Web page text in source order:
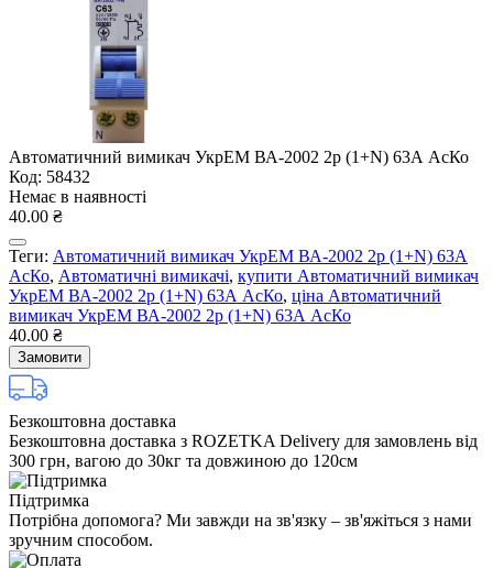
Автоматичний вимикач УкрЕМ ВА-2002 2р (1+N) 63А АсКо
Код: 58432
Немає в наявності
40.00 ₴
Теги: Автоматичний вимикач УкрЕМ ВА-2002 2р (1+N) 63А
АсКо, Автоматичні вимикачі, купити Автоматичний вимикач
УкрЕМ ВА-2002 2р (1+N) 63А АсКо, ціна Автоматичний
вимикач УкрЕМ ВА-2002 2р (1+N) 63А АсКо
40.00 ₴
Замовити
Безкоштовна доставка
Безкоштовна доставка з ROZETKA Delivery для замовлень від
300 грн, вагою до 30кг та довжиною до 120см
Підтримка
Потрібна допомога? Ми завжди на зв'язку – зв'яжіться з нами
зручним способом.